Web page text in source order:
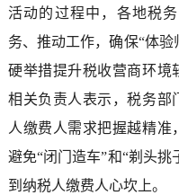
活动的过程中，各地税
务、推动工作，确保“体验
硬举措提升税收营商环境
相关负责人表示，税务部
人缴费人需求把握越精准
避免“闭门造车”和“剃头
到纳税人缴费人心坎上。